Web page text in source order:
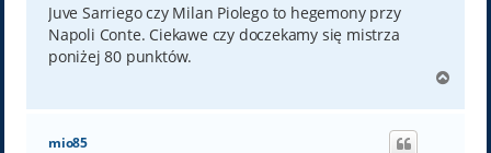
Juve Sarriego czy Milan Piolego to hegemony przy
Napoli Conte. Ciekawe czy doczekamy się mistrza
poniżej 80 punktów.
g
mio85